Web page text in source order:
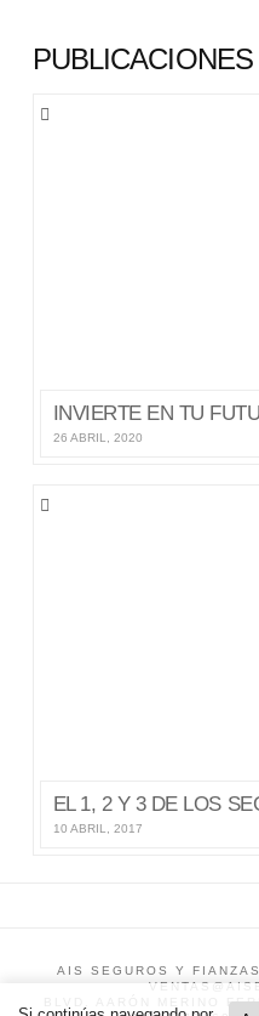
INVIERTE EN TU
26 ABRIL, 2020
EL 1, 2 Y 3 DE LOS
10 ABRIL, 2017
AIS SEGUROS Y
BLVD. AARÓN MERINO